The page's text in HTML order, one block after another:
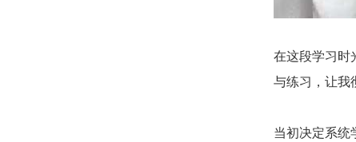
在这段学习时
与练习，让我
当初决定系统